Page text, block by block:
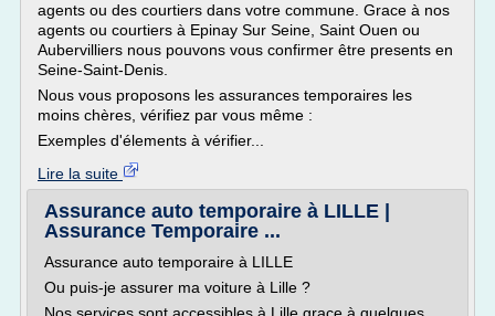
agents ou des courtiers dans votre commune. Grace à nos
agents ou courtiers à Epinay Sur Seine, Saint Ouen ou
Aubervilliers nous pouvons vous confirmer être presents en
Seine-Saint-Denis.
Nous vous proposons les assurances temporaires les
moins chères, vérifiez par vous même :
Exemples d'élements à vérifier...
Lire la suite
Assurance auto temporaire à LILLE |
Assurance Temporaire ...
Assurance auto temporaire à LILLE
Ou puis-je assurer ma voiture à Lille ?